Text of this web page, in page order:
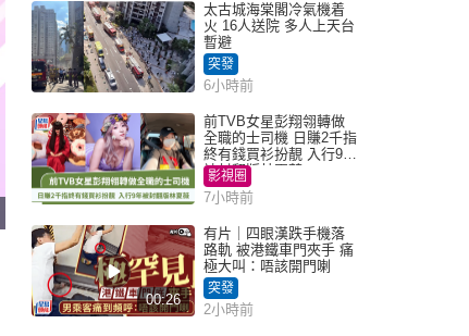
太古城海棠閣冷氣機着
火 16人送院 多人上天台
暫避
突發
6小時前
前TVB女星彭翔翎轉做
全職的士司機 日賺2千指
終有錢買衫扮靚 入行9年
被封翻版林夏薇
影視圈
7小時前
00:26
有片｜四眼漢跌手機落
路軌 被港鐵車門夾手 痛
極大叫：唔該開門喇
突發
2小時前